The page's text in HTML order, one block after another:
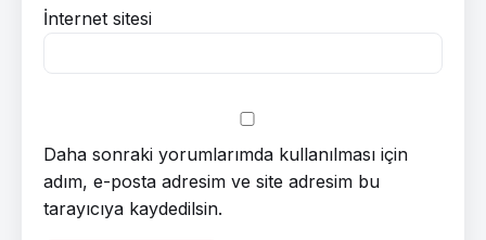
İnternet sitesi
Daha sonraki yorumlarımda kullanılması için
adım, e-posta adresim ve site adresim bu
tarayıcıya kaydedilsin.